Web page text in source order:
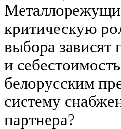
критическую
выбора зависят
и
белорусским
систему
партнера?